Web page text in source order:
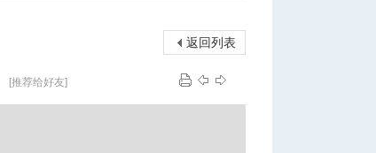
返回列表
[推荐给好友]